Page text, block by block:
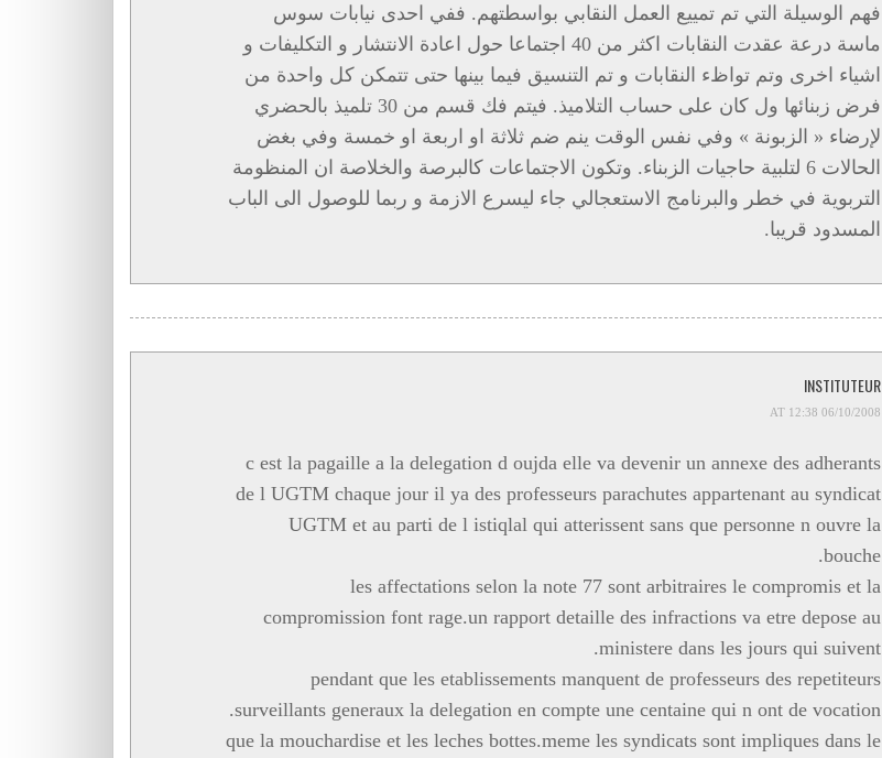
فهم الوسيلة التي تم تمييع العمل النقابي بواسطتهم. ففي احدى نيابات سوس
ماسة درعة عقدت النقابات اكثر من 40 اجتماعا حول اعادة الانتشار و التكليفات و
اشياء اخرى وتم تواظء النقابات و تم التنسيق فيما بينها حتى تتمكن كل واحدة من
فرض زبنائها ول كان على حساب التلاميذ. فيتم فك قسم من 30 تلميذ بالحضري
لإرضاء « الزبونة » وفي نفس الوقت ينم ضم ثلاثة او اربعة او خمسة وفي بغض
الحالات 6 لتلبية حاجيات الزبناء. وتكون الاجتماعات كالبرصة والخلاصة ان المنظومة
التربوية في خطر والبرنامج الاستعجالي جاء ليسرع الازمة و ربما للوصول الى الباب
المسدود قريبا.
INSTITUTEUR
06/10/2008 AT 12:38
c est la pagaille a la delegation d oujda elle va devenir un annexe des adherants
de l UGTM chaque jour il ya des professeurs parachutes appartenant au syndicat
UGTM et au parti de l istiqlal qui atterissent sans que personne n ouvre la
bouche.
les affectations selon la note 77 sont arbitraires le compromis et la
compromission font rage.un rapport detaille des infractions va etre depose au
ministere dans les jours qui suivent.
pendant que les etablissements manquent de professeurs des repetiteurs
.surveillants generaux la delegation en compte une centaine qui n ont de vocation
que la mouchardise et les leches bottes.meme les syndicats sont impliques dans le